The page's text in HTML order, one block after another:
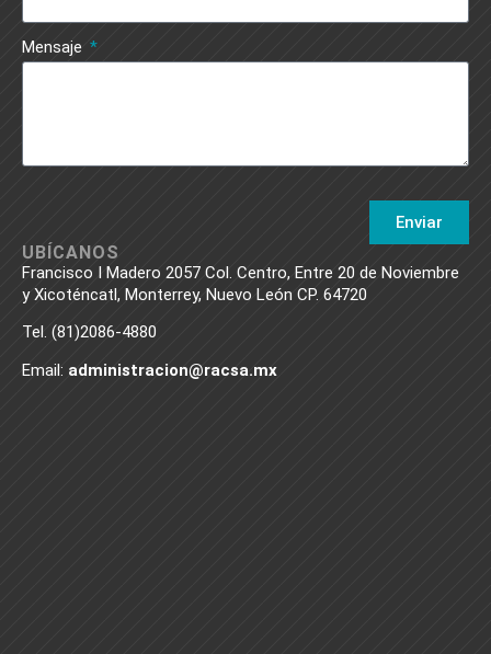
UBÍCANOS
Francisco I Madero 2057 Col. Centro, Entre 20 de Noviembre
y Xicoténcatl, Monterrey, Nuevo León CP. 64720
Tel. (81)2086-4880
Email: administracion@racsa.mx
Mensaje
Enviar